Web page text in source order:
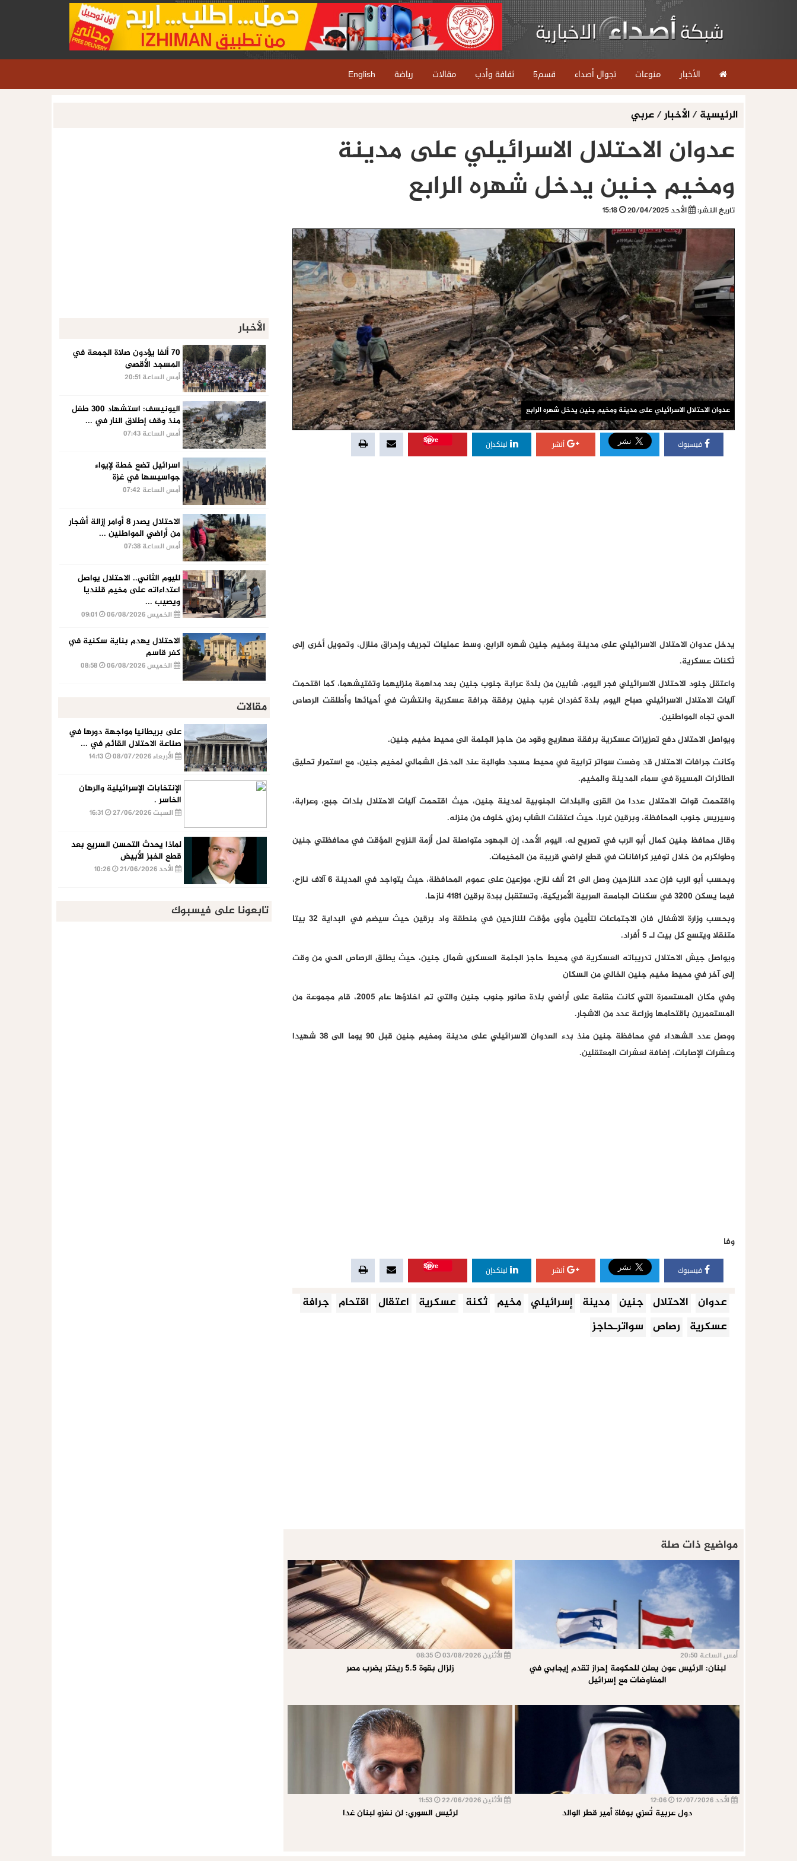
الأخبار منوعات تجوال أصداء قسم5 ثقافة وأدب مقالات رياضة English
الرئيسية/الأخبار/عربي
عدوان الاحتلال الاسرائيلي على مدينة
ومخيم جنين يدخل شهره الرابع
تاريخ النشر: الأحد 20/04/2025
عدوان الاحتلال الاسرائيلي على مدينة ومخيم جنين يدخل شهره الرابع
فيسبوك أنشر لينكدإن
Save
يدخل عدوان الاحتلال الاسرائيلي على مدينة ومخيم جنين شهره الرابع، وسط عمليات تجريف وإحراق منازل، وتحويل أخرى إلى
ثكنات عسكرية.
واعتقل جنود الاحتلال الاسرائيلي فجر اليوم، شابين من بلدة عرابة جنوب جنين بعد مداهمة منزليهما وتفتيشهما، كما اقتحمت
آليات الاحتلال الاسرائيلي صباح اليوم بلدة كفردان غرب جنين برفقة جرافة عسكرية وانتشرت في أحيائها وأطلقت الرصاص
الحي تجاه المواطنين.
ويواصل الاحتلال دفع تعزيزات عسكرية برفقة صهاريج وقود من حاجز الجلمة الى محيط مخيم جنين.
وكانت جرافات الاحتلال قد وضعت سواتر ترابية في محيط مسجد طوالبة عند المدخل الشمالي لمخيم جنين، مع استمرار تحليق
الطائرات المسيرة في سماء المدينة والمخيم.
واقتحمت قوات الاحتلال عددا من القرى والبلدات الجنوبية لمدينة جنين، حيث اقتحمت آليات الاحتلال بلدات جبع، وعرابة،
وسيريس جنوب المحافظة، وبرقين غربا، حيث اعتقلت الشاب رمزي خلوف من منزله.
وقال محافظ جنين كمال أبو الرب في تصريح له، اليوم الأحد، إن الجهود متواصلة لحل أزمة النزوح المؤقت في محافظتي جنين
وطولكرم من خلال توفير كرافانات في قطع اراضي قريبة من المخيمات.
وبحسب أبو الرب فإن عدد النازحين وصل الى 21 ألف نازح، موزعين على عموم المحافظة، حيث يتواجد في المدينة 6 آلاف نازح،
فيما يسكن 3200 في سكنات الجامعة العربية الأمريكية، وتستقبل ببدة برقين 4181 نازحا.
وبحسب وزارة الاشغال فان الاجتماعات لتأمين مأوى مؤقت للنازحين في منطقة واد برقين حيث سيضم في البداية 32 بيتا
متنقلا ويتسع كل بيت لـ 5 أفراد.
ويواصل جيش الاحتلال تدريباته العسكرية في محيط حاجز الجلمة العسكري شمال جنين، حيث يطلق الرصاص الحي من وقت
إلى آخر في محيط مخيم جنين الخالي من السكان
وفي مكان المستعمرة التي كانت مقامة على أراضي بلدة صانور جنوب جنين والتي تم اخلاؤها عام 2005، قام مجموعة من
المستعمرين باقتحامها وزراعة عدد من الاشجار.
ووصل عدد الشهداء في محافظة جنين منذ بدء العدوان الاسرائيلي على مدينة ومخيم جنين قبل 90 يوما الى 38 شهيدا
وعشرات الإصابات، إضافة لعشرات المعتقلين.
وفا
فيسبوك أنشر لينكدإن
Save
عدوان الاحتلال جنين مدينة إسرائيلي مخيم ثكنة عسكرية اعتقال اقتحام جرافة
عسكرية رصاص سواترـحاجز
مواضيع ذات صلة
أمس الساعة 20:50
لبنان: الرئيس عون يعلن للحكومة إحراز تقدم إيجابي في
المفاوضات مع إسرائيل
الأثنين 03/08/2026
زلزال بقوة 5.5 ريختر يضرب مصر
الأحد 12/07/2026
دول عربية تُعزي بوفاة أمير قطر الوالد
الأثنين 22/06/2026
لرئيس السوري: لن نغزو لبنان غدا
الأخبار
70 ألفا يؤدون صلاة الجمعة في
المسجد الأقصى
أمس الساعة 20:51
اليونيسف: استشهاد 300 طفل
منذ وقف إطلاق النار في ...
أمس الساعة 07:43
اسرائيل تضع خطة لإيواء
جواسيسها في غزة
أمس الساعة 07:42
الاحتلال يصدر 8 أوامر إزالة أشجار
من أراضي المواطنين ...
أمس الساعة 07:38
لليوم الثاني.. الاحتلال يواصل
اعتداءاته على مخيم قلنديا
ويصيب ...
الخميس 06/08/2026
الاحتلال يهدم بناية سكنية في
كفر قاسم
الخميس 06/08/2026
مقالات
على بريطانيا مواجهة دورها في
صناعة الاحتلال القائم في ...
الأربعاء 08/07/2026
الإنتخابات الإسرائيلية والرهان
الخاسر .
السبت 27/06/2026
لماذا يحدث التحسن السريع بعد
قطع الخبز الأبيض
الأحد 21/06/2026
تابعونا على فيسبوك